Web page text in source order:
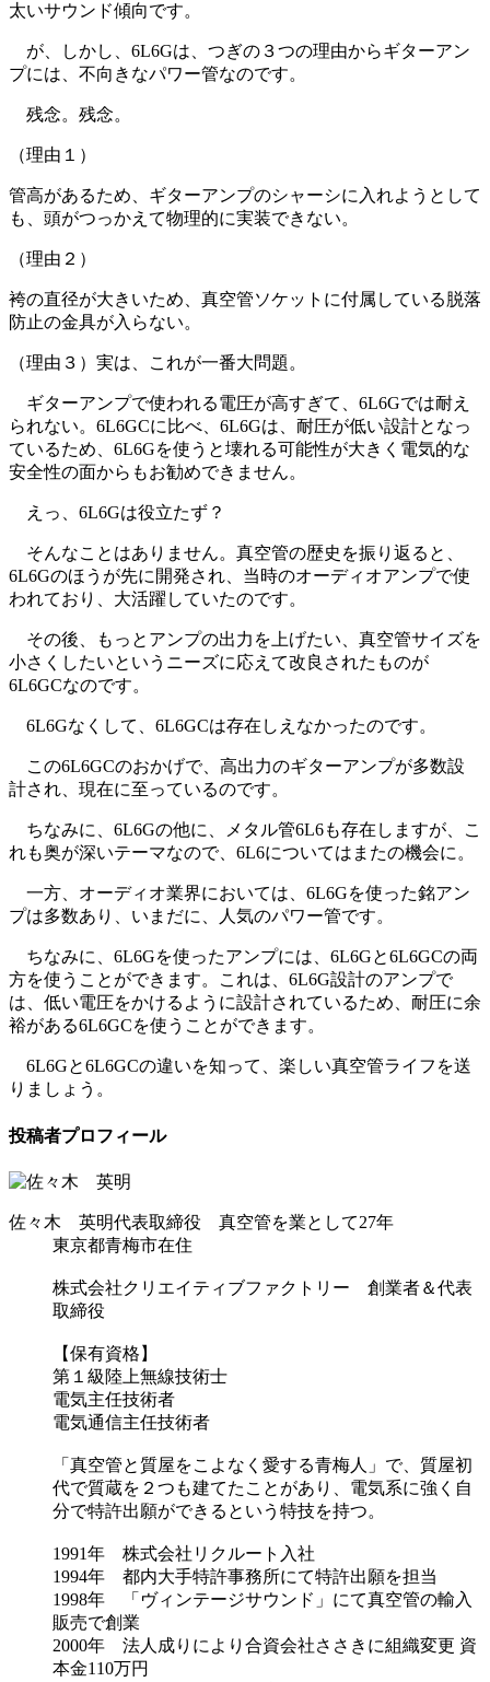
太いサウンド傾向です。
が、しかし、6L6Gは、つぎの３つの理由からギターアン
プには、不向きなパワー管なのです。
残念。残念。
（理由１）
管高があるため、ギターアンプのシャーシに入れようとして
も、頭がつっかえて物理的に実装できない。
（理由２）
袴の直径が大きいため、真空管ソケットに付属している脱落
防止の金具が入らない。
（理由３）実は、これが一番大問題。
ギターアンプで使われる電圧が高すぎて、6L6Gでは耐え
られない。6L6GCに比べ、6L6Gは、耐圧が低い設計となっ
ているため、6L6Gを使うと壊れる可能性が大きく電気的な
安全性の面からもお勧めできません。
えっ、6L6Gは役立たず？
そんなことはありません。真空管の歴史を振り返ると、
6L6Gのほうが先に開発され、当時のオーディオアンプで使
われており、大活躍していたのです。
その後、もっとアンプの出力を上げたい、真空管サイズを
小さくしたいというニーズに応えて改良されたものが
6L6GCなのです。
6L6Gなくして、6L6GCは存在しえなかったのです。
この6L6GCのおかげで、高出力のギターアンプが多数設
計され、現在に至っているのです。
ちなみに、6L6Gの他に、メタル管6L6も存在しますが、こ
れも奥が深いテーマなので、6L6についてはまたの機会に。
一方、オーディオ業界においては、6L6Gを使った銘アン
プは多数あり、いまだに、人気のパワー管です。
ちなみに、6L6Gを使ったアンプには、6L6Gと6L6GCの両
方を使うことができます。これは、6L6G設計のアンプで
は、低い電圧をかけるように設計されているため、耐圧に余
裕がある6L6GCを使うことができます。
6L6Gと6L6GCの違いを知って、楽しい真空管ライフを送
りましょう。
投稿者プロフィール
佐々木 英明代表取締役 真空管を業として27年
東京都青梅市在住
株式会社クリエイティブファクトリー 創業者＆代表
取締役
【保有資格】
第１級陸上無線技術士
電気主任技術者
電気通信主任技術者
「真空管と質屋をこよなく愛する青梅人」で、質屋初
代で質蔵を２つも建てたことがあり、電気系に強く自
分で特許出願ができるという特技を持つ。
1991年 株式会社リクルート入社
1994年 都内大手特許事務所にて特許出願を担当
1998年 「ヴィンテージサウンド」にて真空管の輸入
販売で創業
2000年 法人成りにより合資会社ささきに組織変更 資
本金110万円